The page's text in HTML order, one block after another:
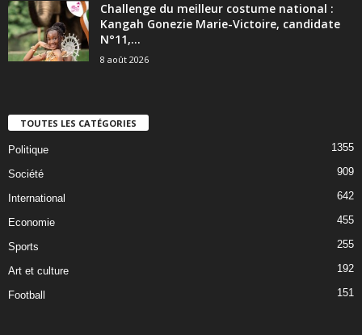
Challenge du meilleur costume national :
Kangah Gonezie Marie-Victoire, candidate
N°11,...
8 août 2026
TOUTES LES CATÉGORIES
Politique 1355
Société 909
International 642
Economie 455
Sports 255
Art et culture 192
Football 151